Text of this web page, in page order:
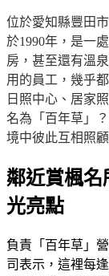
位於愛知縣豐田
於1990年，是一
房，甚至還有溫
用的員工，幾乎
日照中心、居家
名為「百年草」
境中彼此互相照
鄰近賞楓名
光亮點
負責「百年草」
司表示，這裡每